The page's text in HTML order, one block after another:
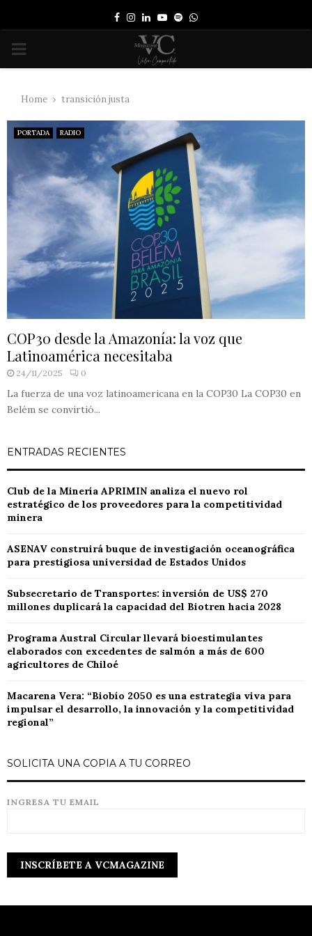
Facebook
Instagram
LinkedinYoutube
SpotifyWhatsapp
PRIMARY
Home transición justa
PORTADA RADIO
COP30 desde la Amazonía: la voz que
Latinoamérica necesitaba
24/11/2025 0
La fuerza de una voz latinoamericana en la COP30 La COP30 en
Belém se convirtió...
ENTRADAS RECIENTES
Club de la Minería APRIMIN analiza el nuevo rol
estratégico de los proveedores para la competitividad
minera
ASENAV construirá buque de investigación oceanográfica
para prestigiosa universidad de Estados Unidos
Subsecretario de Transportes: inversión de US$ 270
millones duplicará la capacidad del Biotren hacia 2028
Programa Austral Circular llevará bioestimulantes
elaborados con excedentes de salmón a más de 600
agricultores de Chiloé
Macarena Vera: “Biobío 2050 es una estrategia viva para
impulsar el desarrollo, la innovación y la competitividad
regional”
SOLICITA UNA COPIA A TU CORREO
INGRESA TU EMAIL